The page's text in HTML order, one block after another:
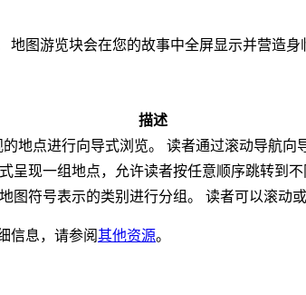
图游览块会在您的故事中全屏显示并营造身
描述
地点进行向导式浏览。 读者通过滚动导航向
呈现一组地点，允许读者按任意顺序跳转到
图符号表示的类别进行分组。 读者可以滚动
信息，请参阅其他资源。